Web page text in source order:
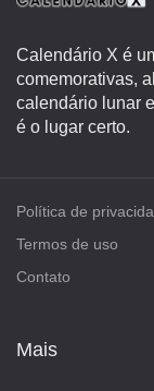
Calendário X é
comemorativas,
calendário lunar
é o lugar certo.
Política de
Termos de uso
Contato
Mais